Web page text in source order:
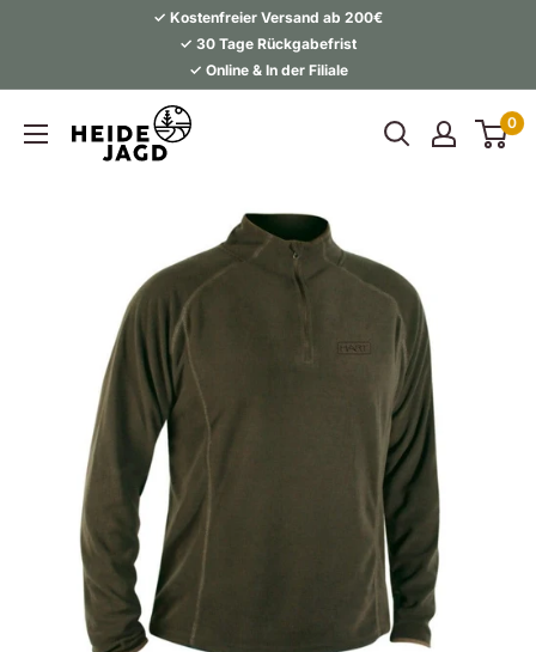
✓ Kostenfreier Versand ab 200€
✓ 30 Tage Rückgabefrist
✓ Online & In der Filiale
0